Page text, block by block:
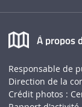
À propos
Responsable de
Direction de la
Crédit photos :